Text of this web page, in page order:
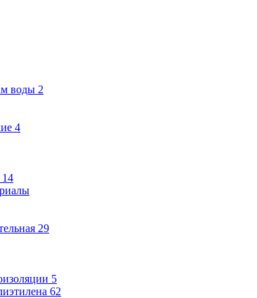
воды 2
4
14
29
5
62